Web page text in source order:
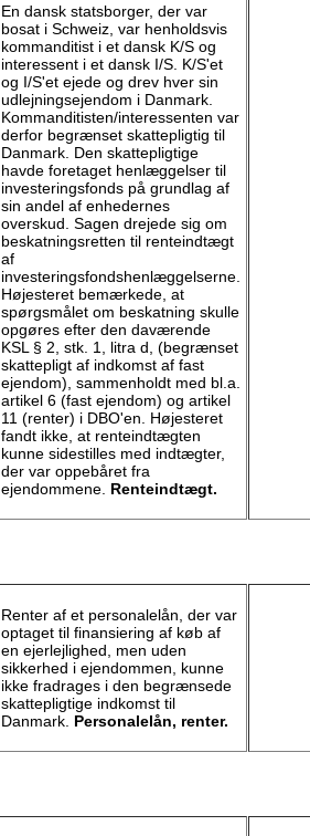
En dansk statsborger, der var
bosat i Schweiz, var henholdsvis
kommanditist i et dansk K/S og
interessent i et dansk I/S. K/S'et
og I/S'et ejede og drev hver sin
udlejningsejendom i Danmark.
Kommanditisten/interessenten var
derfor begrænset skattepligtig til
Danmark. Den skattepligtige
havde foretaget henlæggelser til
investeringsfonds på grundlag af
sin andel af enhedernes
overskud. Sagen drejede sig om
beskatningsretten til renteindtægt
af
investeringsfondshenlæggelserne.
Højesteret bemærkede, at
spørgsmålet om beskatning skulle
opgøres efter den daværende
KSL § 2, stk. 1, litra d, (begrænset
skattepligt af indkomst af fast
ejendom), sammenholdt med bl.a.
artikel 6 (fast ejendom) og artikel
11 (renter) i DBO'en. Højesteret
fandt ikke, at renteindtægten
kunne sidestilles med indtægter,
der var oppebåret fra
ejendommene. Renteindtægt.
Renter af et personalelån, der var
optaget til finansiering af køb af
en ejerlejlighed, men uden
sikkerhed i ejendommen, kunne
ikke fradrages i den begrænsede
skattepligtige indkomst til
Danmark. Personalelån, renter.